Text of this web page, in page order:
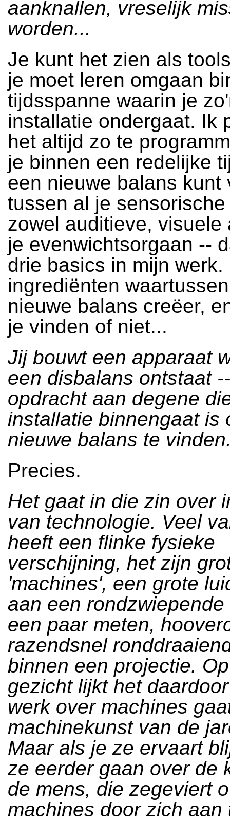
aanknallen, vreselijk
worden...
Je kunt het zien als
je moet leren omgaan
tijdsspanne waarin je
installatie ondergaat. Ik
het altijd zo te
je binnen een redelijke
een nieuwe balans kunt
tussen al je
zowel auditieve, visuele
je evenwichtsorgaan --
drie basics in mijn werk.
ingrediënten
nieuwe balans creëer,
je vinden of niet...
Jij bouwt een apparaat
een disbalans ontstaat
opdracht aan degene
installatie binnengaat is
nieuwe balans te
Precies.
Het gaat in die zin over
van technologie. Veel
heeft een flinke fysieke
verschijning, het zijn
'machines', een grote
aan een rondzwiepende
een paar meten,
razendsnel
binnen een projectie.
gezicht lijkt het
werk over machines
machinekunst van de
Maar als je ze ervaart
ze eerder gaan over de
de mens, die zegeviert
machines door zich aan